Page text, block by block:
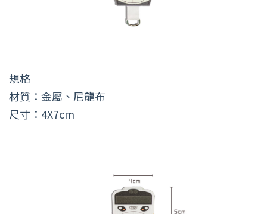
規格｜
材質：金屬、尼龍布
尺寸：4X7cm